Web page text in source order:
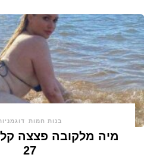
בנות חמות
מיה מלקובה פצצה
27